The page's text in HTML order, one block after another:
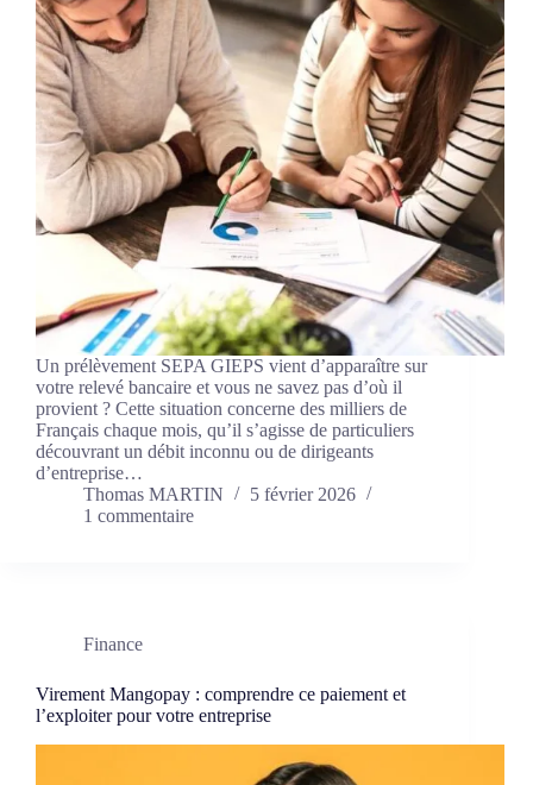
Un prélèvement SEPA GIEPS vient d’apparaître sur
votre relevé bancaire et vous ne savez pas d’où il
provient ? Cette situation concerne des milliers de
Français chaque mois, qu’il s’agisse de particuliers
découvrant un débit inconnu ou de dirigeants
d’entreprise…
Thomas MARTIN
5 février 2026
1 commentaire
Finance
Virement Mangopay : comprendre ce paiement et
l’exploiter pour votre entreprise